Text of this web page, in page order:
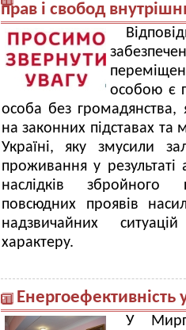
прав і свобод
особою є
особа без громадянства,
на законних підставах
Україні, яку змусили
проживання у
наслідків збройного
повсюдних проявів
надзвичайних
характеру.
Енергоефективність
У